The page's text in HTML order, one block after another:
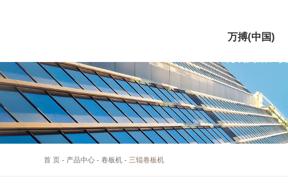
万搏(中国)
首 页 - 产品中心 - 卷板机 - 三辊卷板机